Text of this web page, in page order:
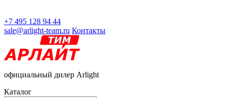
+7 495 128 94 44
sale@arlight-team.ru Контакты
официальный дилер Arlight
Каталог